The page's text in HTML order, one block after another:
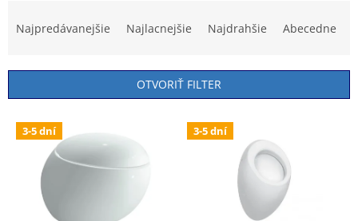
n
i
Najpredávanejšie Najlacnejšie Najdrahšie Abecedne
OTVORIŤ FILTER
V 3-5 dní 3-5 dní